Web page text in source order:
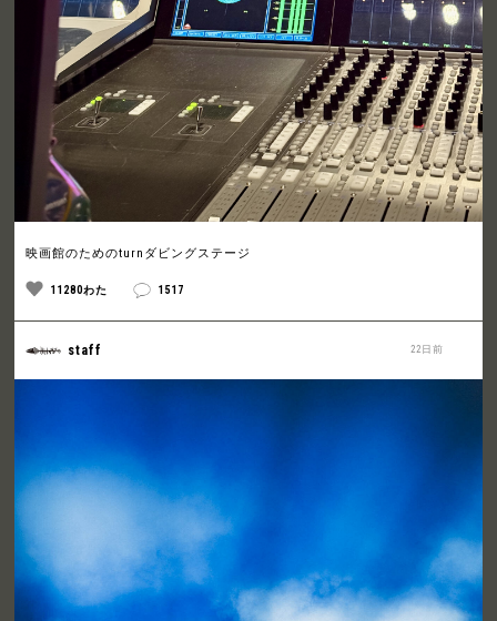
映画館のためのturnダビングステージ
11280わた 1517
22日前
staff